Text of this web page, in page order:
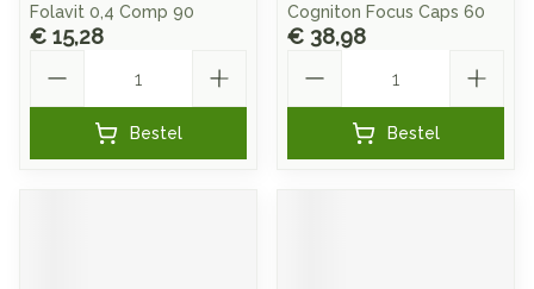
Folavit 0,4 Comp 90
€ 15,28
Bestel
Cogniton Focus Caps 60
€ 38,98
Bestel